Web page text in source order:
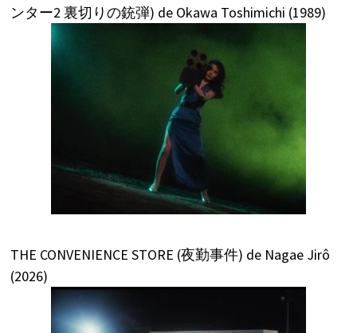
ンター2 裏切りの銃弾) de Okawa Toshimichi (1989)
THE CONVENIENCE STORE (夜勤事件) de Nagae Jirô
(2026)